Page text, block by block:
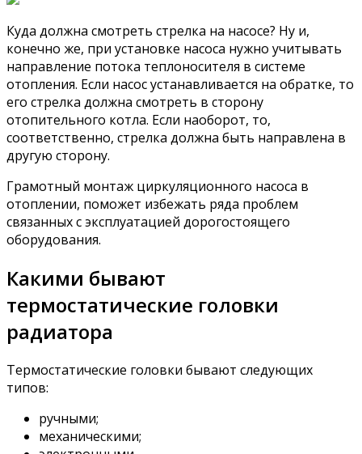
Куда должна смотреть стрелка на насосе? Ну и,
конечно же, при установке насоса нужно учитывать
направление потока теплоносителя в системе
отопления. Если насос устанавливается на обратке, то
его стрелка должна смотреть в сторону
отопительного котла. Если наоборот, то,
соответственно, стрелка должна быть направлена в
другую сторону.
Грамотный монтаж циркуляционного насоса в
отоплении, поможет избежать ряда проблем
связанных с эксплуатацией дорогостоящего
оборудования.
Какими бывают
термостатические головки
радиатора
Термостатические головки бывают следующих
типов:
ручными;
механическими;